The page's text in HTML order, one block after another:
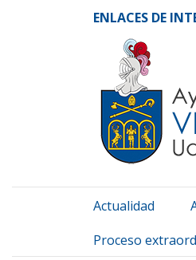
ENLACES DE
Actualidad
Proceso